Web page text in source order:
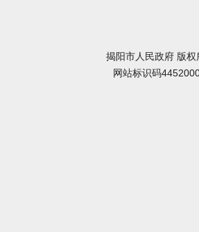
揭阳市人民政府 版
网站标识码